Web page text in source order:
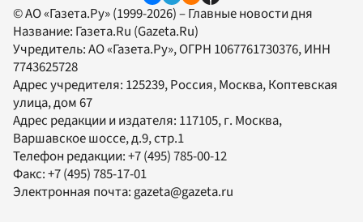
© АО «Газета.Ру» (1999-2026) – Главные новости дня
Название: Газета.Ru (Gazeta.Ru)
Учредитель:АО «Газета.Ру», ОГРН 1067761730376, ИНН
7743625728
Адрес учредителя: 125239, Россия, Москва, Коптевская
улица, дом 67
Адрес редакции и издателя: 117105, г. Москва,
Варшавское шоссе, д.9, стр.1
Телефон редакции:+7 (495) 785-00-12
Факс:+7 (495) 785-17-01
Электронная почта: gazeta@gazeta.ru